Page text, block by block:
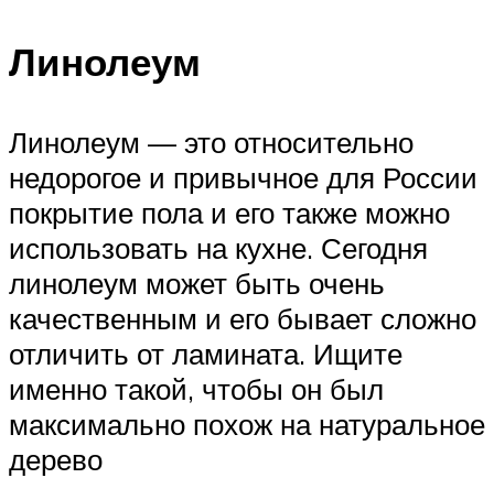
Линолеум
Линолеум — это относительно
недорогое и привычное для России
покрытие пола и его также можно
использовать на кухне. Сегодня
линолеум может быть очень
качественным и его бывает сложно
отличить от ламината. Ищите
именно такой, чтобы он был
максимально похож на натуральное
дерево